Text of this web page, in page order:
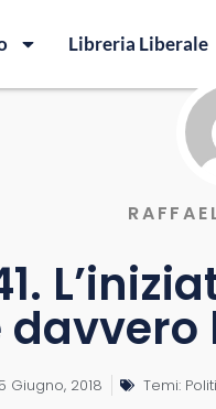
Libreria Liberale
Giugno, 2018 Temi: